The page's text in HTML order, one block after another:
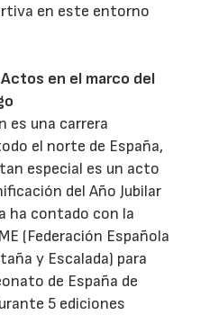
en este entorno
en el marco del
es una carrera
el norte de España,
especial es un acto
del Año Jubilar
ha contado con la
(Federación Española
y Escalada) para
de España de
5 ediciones